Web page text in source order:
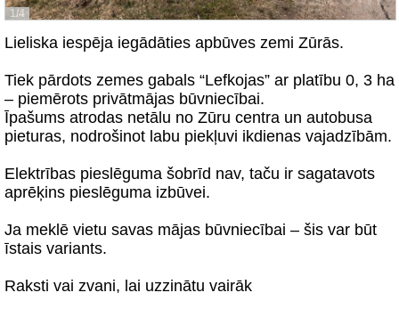
1/4
Lieliska iespēja iegādāties apbūves zemi Zūrās.
Tiek pārdots zemes gabals “Lefkojas” ar platību 0, 3 ha
– piemērots privātmājas būvniecībai.
Īpašums atrodas netālu no Zūru centra un autobusa
pieturas, nodrošinot labu piekļuvi ikdienas vajadzībām.
Elektrības pieslēguma šobrīd nav, taču ir sagatavots
aprēķins pieslēguma izbūvei.
Ja meklē vietu savas mājas būvniecībai – šis var būt
īstais variants.
Raksti vai zvani, lai uzzinātu vairāk